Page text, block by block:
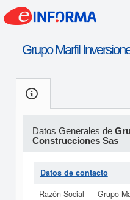
Grupo Marfil
Datos Generales de
Construcciones Sas
Datos de contacto
Razón Social
Grupo